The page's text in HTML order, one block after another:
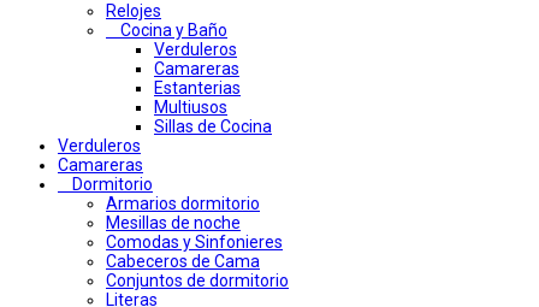
Relojes
Cocina y Baño
Verduleros
Camareras
Estanterias
Multiusos
Sillas de Cocina
Verduleros
Camareras
Dormitorio
Armarios dormitorio
Mesillas de noche
Comodas y Sinfonieres
Cabeceros de Cama
Conjuntos de dormitorio
Literas